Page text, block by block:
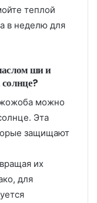
теплой
в неделю для
ши и
можно
Эта
защищают
их
для